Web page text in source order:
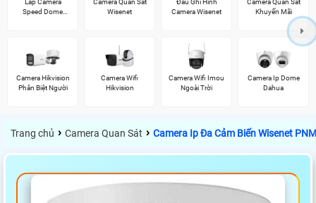
Lắp Camera
Speed Dome
Camera Quan Sát
Wisenet
Đầu Ghi Hình
Camera Wisenet
Camera Quan Sát
Khuyến Mãi
Camera Hikvision
Phân Biệt Người
Camera Wifi
Hikvision
Camera Wifi Imou
Ngoài Trời
Camera Ip Dome
Dahua
Trang chủ › Camera Quan Sát › Camera Ip Đa Cảm Biến Wisenet